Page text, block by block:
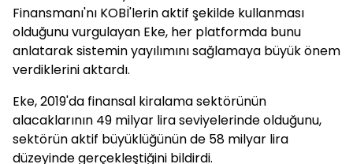
Finansmanı'nı KOBİ'lerin aktif şekilde kullanması
olduğunu vurgulayan Eke, her platformda bunu
anlatarak sistemin yayılımını sağlamaya büyük önem
verdiklerini aktardı.
Eke, 2019'da finansal kiralama sektörünün
alacaklarının 49 milyar lira seviyelerinde olduğunu,
sektörün aktif büyüklüğünün de 58 milyar lira
düzeyinde gerçekleştiğini bildirdi.